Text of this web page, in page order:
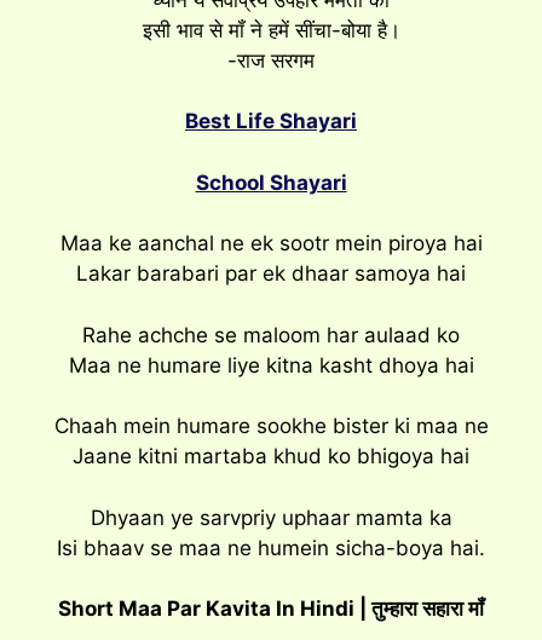
इसी भाव से मॉं ने हमें सींचा-बोया है।
-राज सरगम
Best Life Shayari
School Shayari
Maa ke aanchal ne ek sootr mein piroya hai
Lakar barabari par ek dhaar samoya hai
Rahe achche se maloom har aulaad ko
Maa ne humare liye kitna kasht dhoya hai
Chaah mein humare sookhe bister ki maa ne
Jaane kitni martaba khud ko bhigoya hai
Dhyaan ye sarvpriy uphaar mamta ka
Isi bhaav se maa ne humein sicha-boya hai.
Short Maa Par Kavita In Hindi | तुम्हारा सहारा मॉं